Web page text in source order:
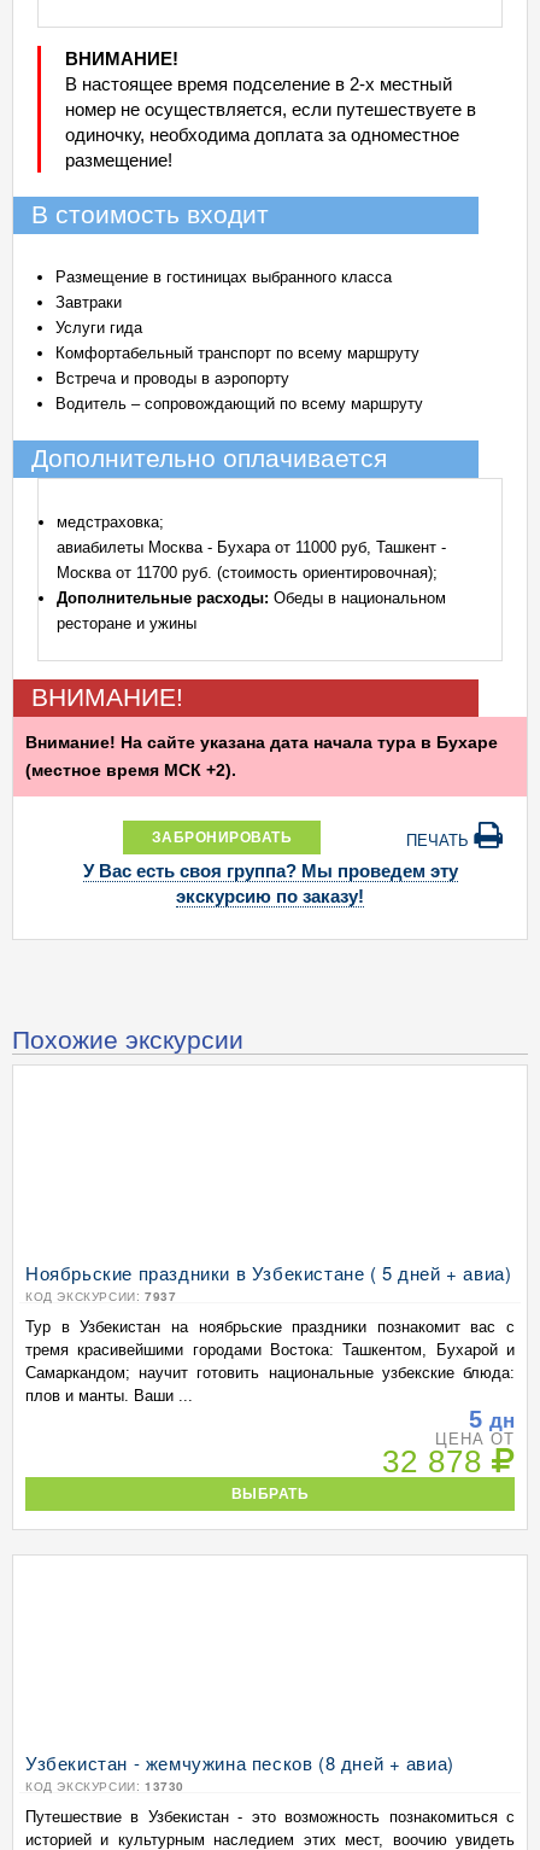
ВНИМАНИЕ!
В настоящее время подселение в 2-х местный
номер не осуществляется, если путешествуете в
одиночку, необходима доплата за одноместное
размещение!
В стоимость входит
Размещение в гостиницах выбранного класса
Завтраки
Услуги гида
Комфортабельный транспорт по всему маршруту
Встреча и проводы в аэропорту
Водитель – сопровождающий по всему маршруту
Дополнительно оплачивается
медстраховка;
авиабилеты Москва - Бухара от 11000 руб, Ташкент -
Москва от 11700 руб. (стоимость ориентировочная);
Дополнительные расходы: Обеды в национальном
ресторане и ужины
ВНИМАНИЕ!
Внимание! На сайте указана дата начала тура в Бухаре
(местное время МСК +2).
ЗАБРОНИРОВАТЬ ПЕЧАТЬ
У Вас есть своя группа? Мы проведем эту
экскурсию по заказу!
Похожие экскурсии
Ноябрьские праздники в Узбекистане ( 5 дней + авиа)
КОД ЭКСКУРСИИ: 7937
Тур в Узбекистан на ноябрьские праздники познакомит вас с
тремя красивейшими городами Востока: Ташкентом, Бухарой и
Самаркандом; научит готовить национальные узбекские блюда:
плов и манты. Ваши ...
5 дн
ЦЕНА ОТ
32 878
ВЫБРАТЬ
Узбекистан - жемчужина песков (8 дней + авиа)
КОД ЭКСКУРСИИ: 13730
Путешествие в Узбекистан - это возможность познакомиться с
историей и культурным наследием этих мест, воочию увидеть